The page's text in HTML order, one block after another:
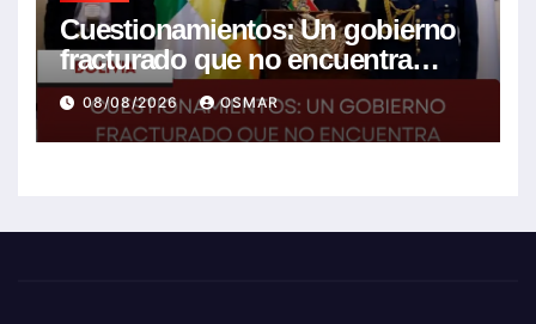
Cuestionamientos: Un gobierno
fracturado que no encuentra
soluciones a la crisis
08/08/2026 OSMAR